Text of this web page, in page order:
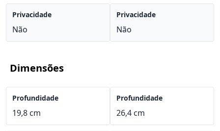
Privacidade
Não
Privacidade
Não
Dimensões
Profundidade
19,8 cm
Profundidade
26,4 cm